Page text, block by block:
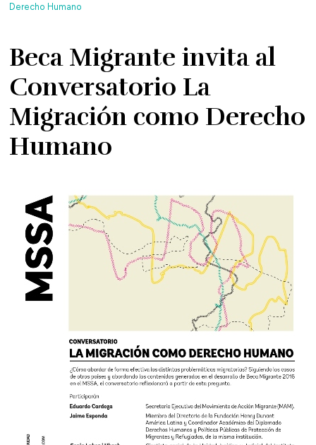
Derecho Humano
Beca Migrante invita al
Conversatorio La
Migración como Derecho
Humano